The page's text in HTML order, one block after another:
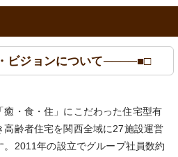
ビジョンについて────■□
・食・住」にこだわった住宅型有
齢者住宅を関西全域に27施設運営
2011年の設立でグループ社員数約